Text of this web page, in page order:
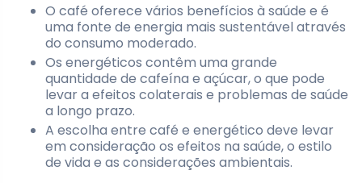
O café oferece vários benefícios à saúde e é
uma fonte de energia mais sustentável através
do consumo moderado.
Os energéticos contêm uma grande
quantidade de cafeína e açúcar, o que pode
levar a efeitos colaterais e problemas de saúde
a longo prazo.
A escolha entre café e energético deve levar
em consideração os efeitos na saúde, o estilo
de vida e as considerações ambientais.